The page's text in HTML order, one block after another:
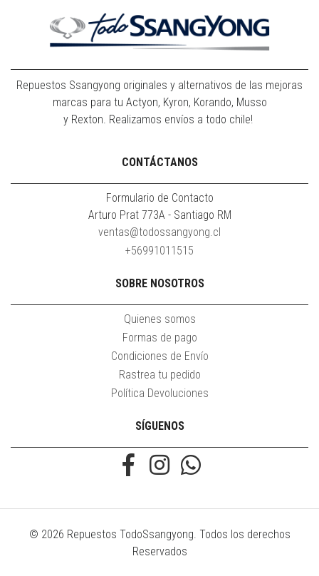
Repuestos Ssangyong originales y alternativos de las mejoras
marcas para tu Actyon, Kyron, Korando, Musso
y Rexton. Realizamos envíos a todo chile!
CONTÁCTANOS
Formulario de Contacto
Arturo Prat 773A - Santiago RM
ventas@todossangyong.cl
+56991011515
SOBRE NOSOTROS
Quienes somos
Formas de pago
Condiciones de Envío
Rastrea tu pedido
Política Devoluciones
SÍGUENOS
© 2026 Repuestos TodoSsangyong. Todos los derechos
Reservados